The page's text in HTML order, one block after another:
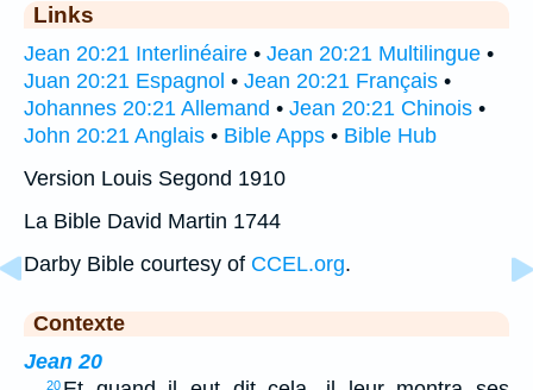
Links
Jean 20:21 Interlinéaire • Jean 20:21 Multilingue •
Juan 20:21 Espagnol • Jean 20:21 Français •
Johannes 20:21 Allemand • Jean 20:21 Chinois •
John 20:21 Anglais • Bible Apps • Bible Hub
Version Louis Segond 1910
La Bible David Martin 1744
Darby Bible courtesy of CCEL.org.
Contexte
Jean 20
20